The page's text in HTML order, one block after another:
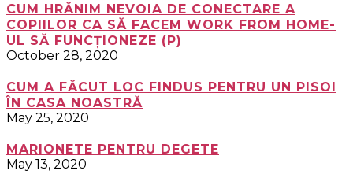
CUM HRĂNIM NEVOIA DE CONECTARE A
COPIILOR CA SĂ FACEM WORK FROM HOME-
UL SĂ FUNCȚIONEZE (P)
October 28, 2020
CUM A FĂCUT LOC FINDUS PENTRU UN PISOI
ÎN CASA NOASTRĂ
May 25, 2020
MARIONETE PENTRU DEGETE
May 13, 2020